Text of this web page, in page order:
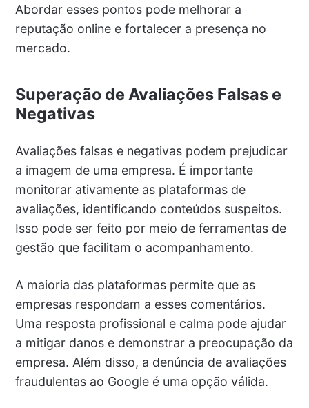
Abordar esses pontos pode melhorar a
reputação online e fortalecer a presença no
mercado.
Superação de Avaliações Falsas e
Negativas
Avaliações falsas e negativas podem prejudicar
a imagem de uma empresa. É importante
monitorar ativamente as plataformas de
avaliações, identificando conteúdos suspeitos.
Isso pode ser feito por meio de ferramentas de
gestão que facilitam o acompanhamento.
A maioria das plataformas permite que as
empresas respondam a esses comentários.
Uma resposta profissional e calma pode ajudar
a mitigar danos e demonstrar a preocupação da
empresa. Além disso, a denúncia de avaliações
fraudulentas ao Google é uma opção válida.